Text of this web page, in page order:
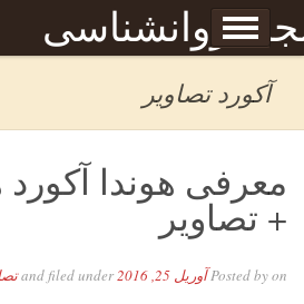
روانشناسی
Skip to content
برگه نمونه
آکورد تصاویر
+ تصاویر
Posted byon آوریل 25, 2016 and filed under